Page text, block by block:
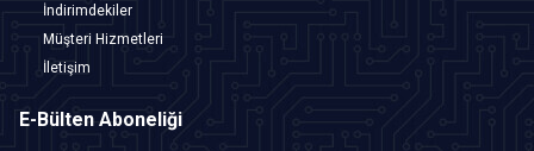
İndirimdekiler
Müşteri Hizmetleri
İletişim
E-Bülten Aboneliği